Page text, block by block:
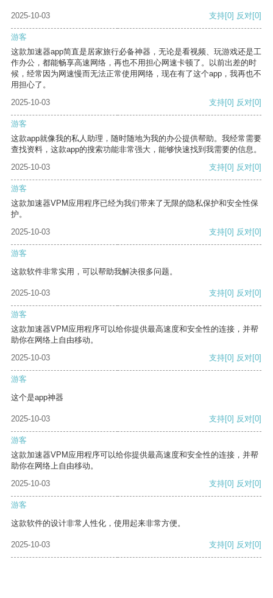
2025-10-03 支持[0] 反对[0]
游客
这款加速器app简直是居家旅行必备神器，无论是看视频、玩游戏还是工
作办公，都能畅享高速网络，再也不用担心网速卡顿了。以前出差的时
候，经常因为网速慢而无法正常使用网络，现在有了这个app，我再也不
用担心了。
2025-10-03
支持[0] 反对[0]
游客
这款app就像我的私人助理，随时随地为我的办公提供帮助。我经常需要
查找资料，这款app的搜索功能非常强大，能够快速找到我需要的信息。
2025-10-03
支持[0] 反对[0]
游客
这款加速器VPM应用程序已经为我们带来了无限的隐私保护和安全性保
护。
2025-10-03
支持[0] 反对[0]
游客
这款软件非常实用，可以帮助我解决很多问题。
2025-10-03 支持[0] 反对[0]
游客
这款加速器VPM应用程序可以给你提供最高速度和安全性的连接，并帮
助你在网络上自由移动。
2025-10-03
支持[0] 反对[0]
游客
这个是app神器
2025-10-03 支持[0] 反对[0]
游客
这款加速器VPM应用程序可以给你提供最高速度和安全性的连接，并帮
助你在网络上自由移动。
2025-10-03
支持[0] 反对[0]
游客
这款软件的设计非常人性化，使用起来非常方便。
2025-10-03 支持[0] 反对[0]